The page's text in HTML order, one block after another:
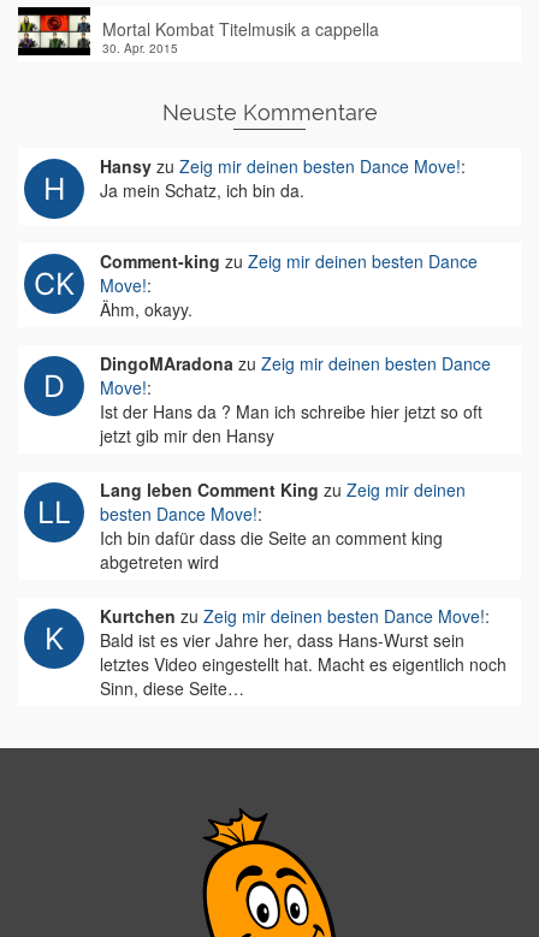
Mortal Kombat Titelmusik a cappella
30. Apr. 2015
Neuste Kommentare
Hansy zu Zeig mir deinen besten Dance Move!:
Ja mein Schatz, ich bin da.
Comment-king zu Zeig mir deinen besten Dance
Move!:
Ähm, okayy.
DingoMAradona zu Zeig mir deinen besten Dance
Move!:
Ist der Hans da ? Man ich schreibe hier jetzt so oft
jetzt gib mir den Hansy
Lang leben Comment King zu Zeig mir deinen
besten Dance Move!:
Ich bin dafür dass die Seite an comment king
abgetreten wird
Kurtchen zu Zeig mir deinen besten Dance Move!:
Bald ist es vier Jahre her, dass Hans-Wurst sein
letztes Video eingestellt hat. Macht es eigentlich noch
Sinn, diese Seite…